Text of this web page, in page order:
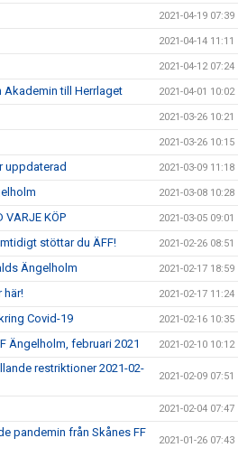
2021-04-19 07:39
2021-04-14 11:11
2021-04-12 07:24
Akademin till Herrlaget 2021-04-01 10:02
2021-03-26 10:21
2021-03-26 10:15
uppdaterad 2021-03-09 11:18
2021-03-08 10:28
VARJE KÖP 2021-03-05 09:01
stöttar du ÄFF! 2021-02-26 08:51
Ängelholm 2021-02-17 18:59
här! 2021-02-17 11:24
Covid-19 2021-02-16 10:35
Ängelholm, februari 2021 2021-02-10 10:12
restriktioner 2021-02-
2021-02-09 07:51
2021-02-04 07:47
pandemin från Skånes FF
2021-01-26 07:43